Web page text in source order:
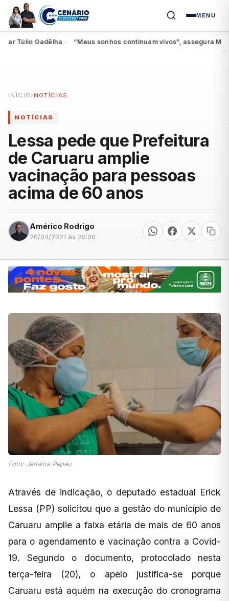
MENU
Gadêlha● “Meus sonhos continuam vivos”, assegura Miguel
INÍCIO ›NOTÍCIAS
NOTÍCIAS
Lessa pede que Prefeitura
de Caruaru amplie
vacinação para pessoas
acima de 60 anos
Américo Rodrigo
20/04/2021 às 20:00
Foto: Janaina Pepeu
Através de indicação, o deputado estadual Erick
Lessa (PP) solicitou que a gestão do município de
Caruaru amplie a faixa etária de mais de 60 anos
para o agendamento e vacinação contra a Covid-
19. Segundo o documento, protocolado nesta
terça-feira (20), o apelo justifica-se porque
Caruaru está aquém na execução do cronograma